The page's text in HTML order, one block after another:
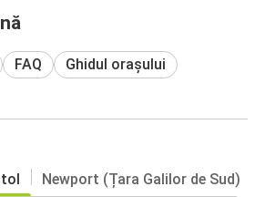
FAQ Ghidul orașului
Newport (Țara Galilor de Sud)